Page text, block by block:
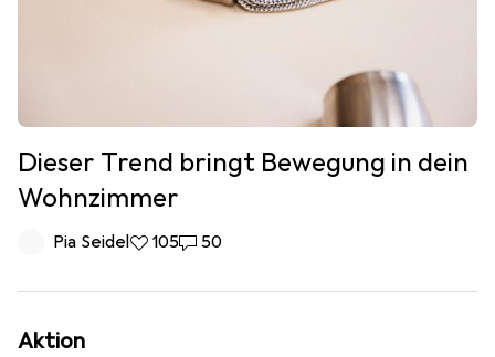
Dieser Trend bringt Bewegung in dein
Wohnzimmer
Pia Seidel105 Likes
10550 Kommentare
50
Aktion